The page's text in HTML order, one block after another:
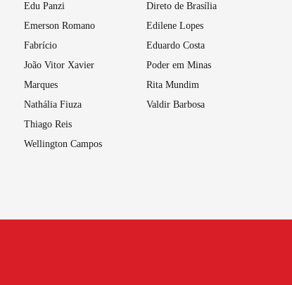
Edu Panzi
Emerson Romano
Fabrício
João Vitor Xavier
Marques
Nathália Fiuza
Thiago Reis
Wellington Campos
Direto de Brasília
Edilene Lopes
Eduardo Costa
Poder em Minas
Rita Mundim
Valdir Barbosa